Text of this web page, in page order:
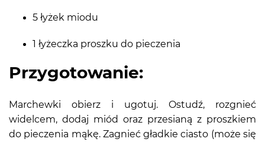
5 łyżek miodu
1 łyżeczka proszku do pieczenia
Przygotowanie:
Marchewki obierz i ugotuj. Ostudź, rozgnieć
widelcem, dodaj miód oraz przesianą z proszkiem
do pieczenia mąkę. Zagnieć gładkie ciasto (może się